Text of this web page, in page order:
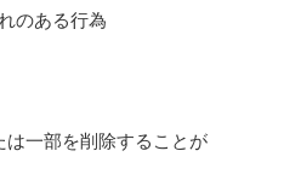
のある行為
一部を削除することが